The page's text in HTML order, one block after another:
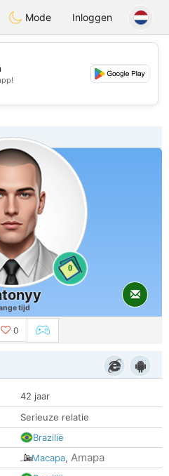
Conversar
Mode Inloggen
💖
💕
0
tijd
0
42 jaar
Serieuze relatie
Brazilië
Macapa, Amapa